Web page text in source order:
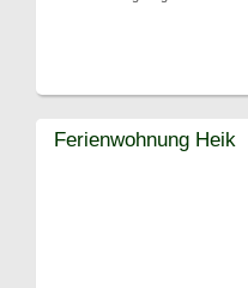
Ferienwohnung Heik